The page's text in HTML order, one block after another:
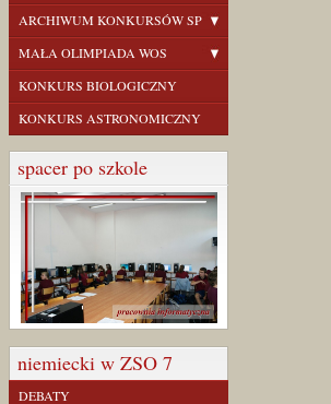
ARCHIWUM KONKURSÓW SP
MAŁA OLIMPIADA WOS
KONKURS BIOLOGICZNY
KONKURS ASTRONOMICZNY
spacer po szkole
niemiecki w ZSO 7
DEBATY